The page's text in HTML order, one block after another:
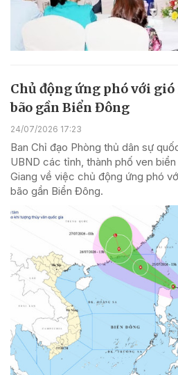
Chủ động ứng phó với
bão gần Biển Đông
24/07/2026 17:23
Ban Chỉ đạo Phòng thủ dân sự
UBND các tỉnh, thành phố ven
Giang về việc chủ động ứng phó
bão gần Biển Đông.